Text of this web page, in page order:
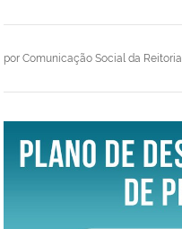
por Comunicação Social da Reitoria